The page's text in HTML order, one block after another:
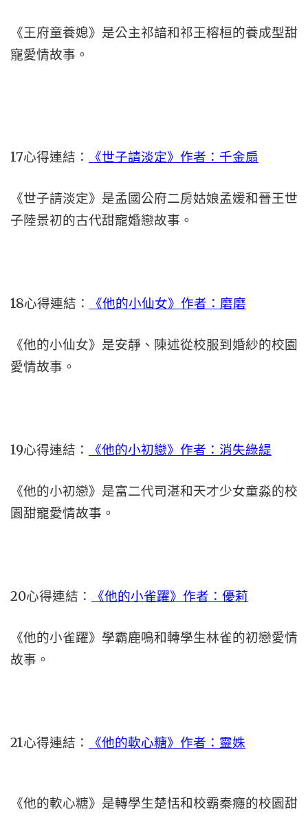
《王府童養媳》是公主祁諳和祁王榕桓的養成型甜
寵愛情故事。
17心得連結： 《世子請淡定》作者：千金扇
《世子請淡定》是孟國公府二房姑娘孟媛和晉王世
子陸景初的古代甜寵婚戀故事。
18心得連結： 《他的小仙女》作者：磨磨
《他的小仙女》是安靜、陳述從校服到婚紗的校園
愛情故事。
19心得連結： 《他的小初戀》作者：消失綠緹
《他的小初戀》是富二代司湛和天才少女童淼的校
園甜寵愛情故事。
20心得連結： 《他的小雀躍》作者：優莉
《他的小雀躍》學霸鹿鳴和轉學生林雀的初戀愛情
故事。
21心得連結： 《他的軟心糖》作者：靈姝
《他的軟心糖》是轉學生楚恬和校霸秦癮的校園甜